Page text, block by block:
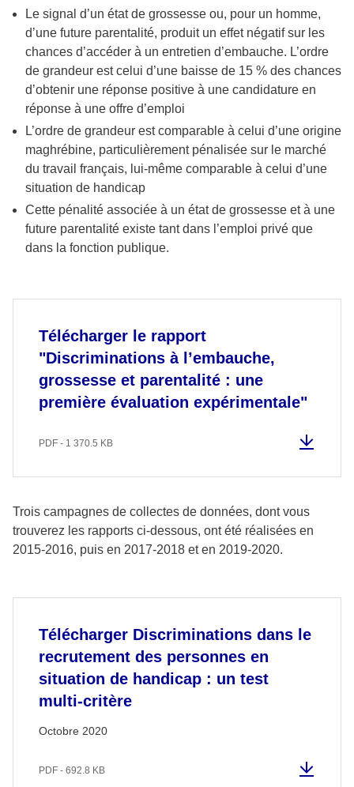
Le signal d’un état de grossesse ou, pour un homme,
d’une future parentalité, produit un effet négatif sur les
chances d’accéder à un entretien d’embauche. L’ordre
de grandeur est celui d’une baisse de 15 % des chances
d’obtenir une réponse positive à une candidature en
réponse à une offre d’emploi
L’ordre de grandeur est comparable à celui d’une origine
maghrébine, particulièrement pénalisée sur le marché
du travail français, lui-même comparable à celui d’une
situation de handicap
Cette pénalité associée à un état de grossesse et à une
future parentalité existe tant dans l’emploi privé que
dans la fonction publique.
Télécharger le rapport
"Discriminations à l’embauche,
grossesse et parentalité : une
première évaluation expérimentale"
PDF - 1 370.5 KB
Trois campagnes de collectes de données, dont vous
trouverez les rapports ci-dessous, ont été réalisées en
2015-2016, puis en 2017-2018 et en 2019-2020.
Télécharger Discriminations dans le
recrutement des personnes en
situation de handicap : un test
multi-critère
Octobre 2020
PDF - 692.8 KB